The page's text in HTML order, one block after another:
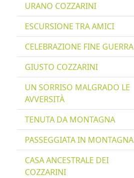
URANO COZZARINI
ESCURSIONE TRA AMICI
CELEBRAZIONE FINE GUERRA
GIUSTO COZZARINI
UN SORRISO MALGRADO LE
AVVERSITÀ
TENUTA DA MONTAGNA
PASSEGGIATA IN MONTAGNA
CASA ANCESTRALE DEI
COZZARINI